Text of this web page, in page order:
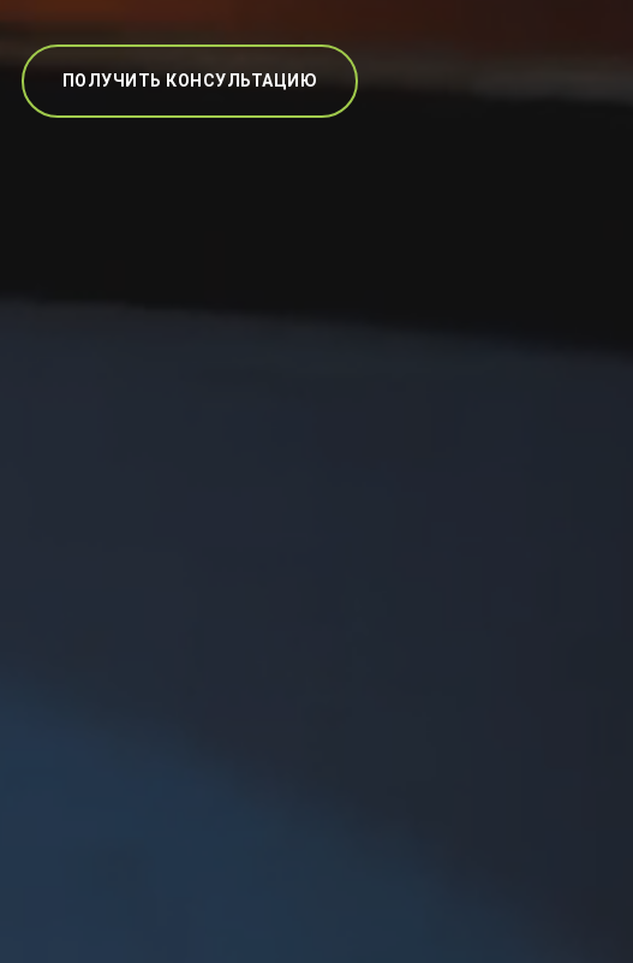
ПОЛУЧИТЬ КОНСУЛЬТАЦИЮ